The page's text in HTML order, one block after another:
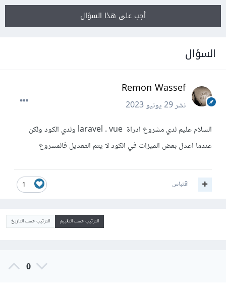
أجب على هذا السؤال
السؤال
Remon Wassef
نشر29 يونيو 2023
السلام عليم لدي مشروع ادراة laravel . vue ولدي الكود ولكن
عندما اعدل بعض الميزات في الكود لا يتم التعديل فالمشروع
1 اقتباس
الترتيب حسب التقييم الترتيب حسب التاريخ
0